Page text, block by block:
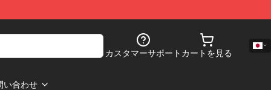
カスタマーサポート カートを見る
い合わせ